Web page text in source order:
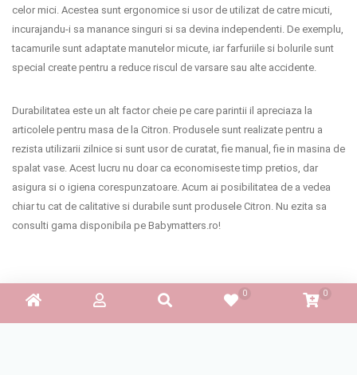
celor mici. Acestea sunt ergonomice si usor de utilizat de catre micuti,
incurajandu-i sa manance singuri si sa devina independenti. De exemplu,
tacamurile sunt adaptate manutelor micute, iar farfuriile si bolurile sunt
special create pentru a reduce riscul de varsare sau alte accidente.
Durabilitatea este un alt factor cheie pe care parintii il apreciaza la
articolele pentru masa de la Citron. Produsele sunt realizate pentru a
rezista utilizarii zilnice si sunt usor de curatat, fie manual, fie in masina de
spalat vase. Acest lucru nu doar ca economiseste timp pretios, dar
asigura si o igiena corespunzatoare. Acum ai posibilitatea de a vedea
chiar tu cat de calitative si durabile sunt produsele Citron. Nu ezita sa
consulti gama disponibila pe Babymatters.ro!